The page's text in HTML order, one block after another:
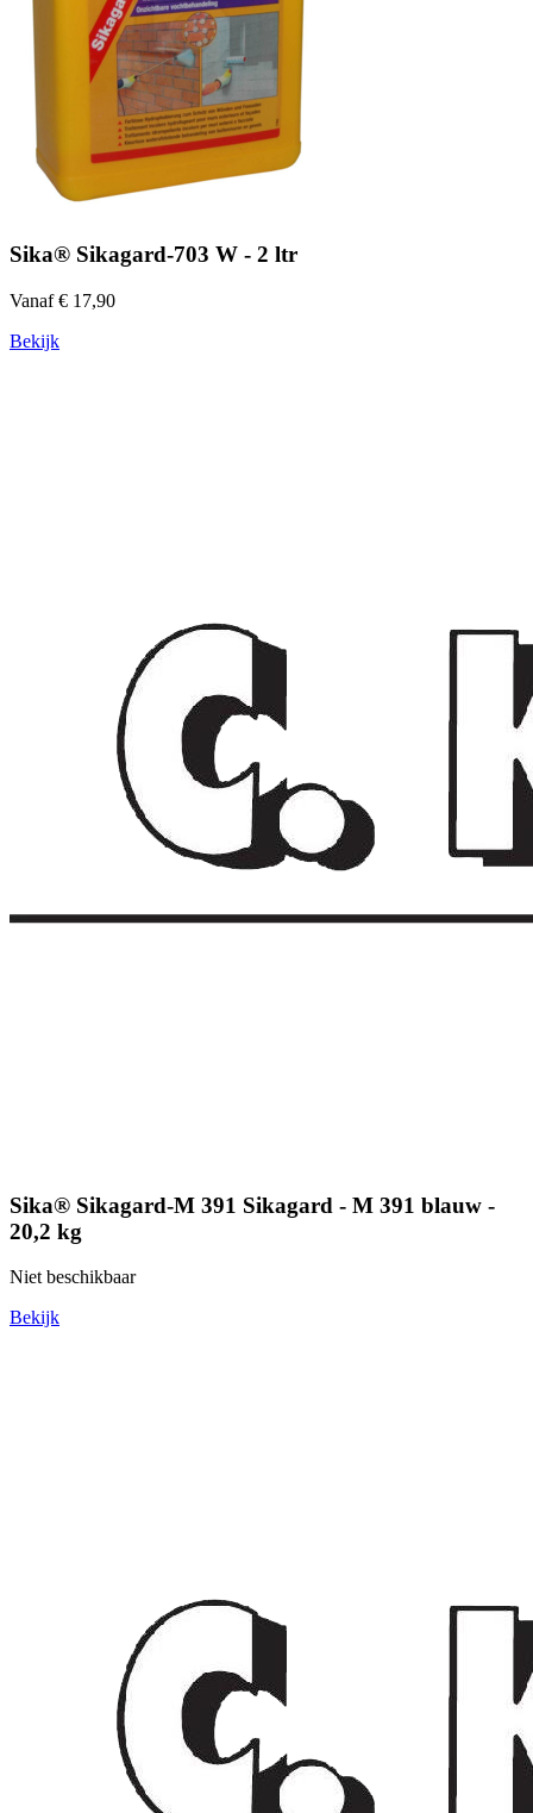
Sika® Sikagard-703 W - 2 ltr
Vanaf € 17,90
Bekijk
Sika® Sikagard-M 391 Sikagard - M 391 blauw -
20,2 kg
Niet beschikbaar
Bekijk